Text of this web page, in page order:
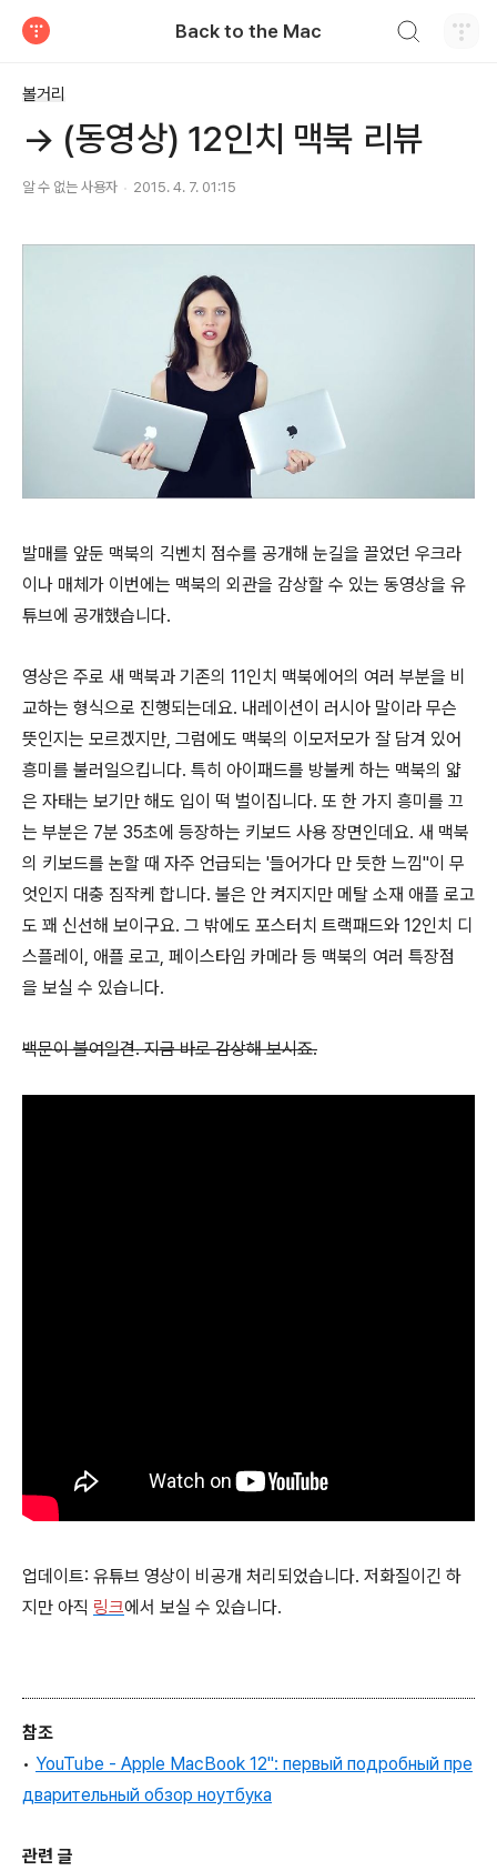
Back to the Mac
볼거리
→ (동영상) 12인치 맥북 리뷰
알 수 없는 사용자 2015. 4. 7. 01:15
발매를 앞둔 맥북의 긱벤치 점수를 공개해 눈길을 끌었던 우크라
이나 매체가 이번에는 맥북의 외관을 감상할 수 있는 동영상을 유
튜브에 공개했습니다.
영상은 주로 새 맥북과 기존의 11인치 맥북에어의 여러 부분을 비
교하는 형식으로 진행되는데요. 내레이션이 러시아 말이라 무슨
뜻인지는 모르겠지만, 그럼에도 맥북의 이모저모가 잘 담겨 있어
흥미를 불러일으킵니다. 특히 아이패드를 방불케 하는 맥북의 얇
은 자태는 보기만 해도 입이 떡 벌이집니다. 또 한 가지 흥미를 끄
는 부분은 7분 35초에 등장하는 키보드 사용 장면인데요. 새 맥북
의 키보드를 논할 때 자주 언급되는 '들어가다 만 듯한 느낌"이 무
엇인지 대충 짐작케 합니다. 불은 안 켜지지만 메탈 소재 애플 로고
도 꽤 신선해 보이구요. 그 밖에도 포스터치 트랙패드와 12인치 디
스플레이, 애플 로고, 페이스타임 카메라 등 맥북의 여러 특장점
을 보실 수 있습니다.
백문이 불여일견. 지금 바로 감상해 보시죠.
업데이트: 유튜브 영상이 비공개 처리되었습니다. 저화질이긴 하
지만 아직 링크에서 보실 수 있습니다.
참조
• YouTube - Apple MacBook 12": первый подробный пре
дварительный обзор ноутбука
관련 글